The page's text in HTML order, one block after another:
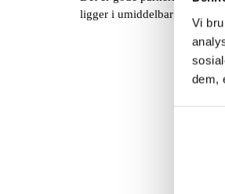
Vi
dem,
ligger i umiddelbar nærhet.